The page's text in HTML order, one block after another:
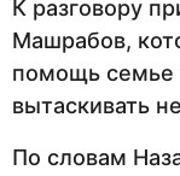
К разговору
Машрабов,
помощь семье
вытаскивать
По словам